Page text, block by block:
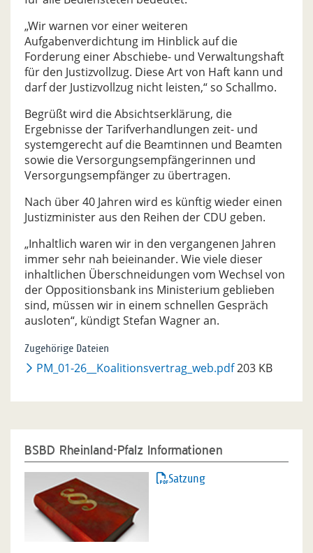
„Wir warnen vor einer weiteren
Aufgabenverdichtung im Hinblick auf die
Forderung einer Abschiebe- und Verwaltungshaft
für den Justizvollzug. Diese Art von Haft kann und
darf der Justizvollzug nicht leisten,“ so Schallmo.
Begrüßt wird die Absichtserklärung, die
Ergebnisse der Tarifverhandlungen zeit- und
systemgerecht auf die Beamtinnen und Beamten
sowie die Versorgungsempfängerinnen und
Versorgungsempfänger zu übertragen.
Nach über 40 Jahren wird es künftig wieder einen
Justizminister aus den Reihen der CDU geben.
„Inhaltlich waren wir in den vergangenen Jahren
immer sehr nah beieinander. Wie viele dieser
inhaltlichen Überschneidungen vom Wechsel von
der Oppositionsbank ins Ministerium geblieben
sind, müssen wir in einem schnellen Gespräch
ausloten“, kündigt Stefan Wagner an.
Zugehörige Dateien
PM_01-26__Koalitionsvertrag_web.pdf203 KB
BSBD Rheinland-Pfalz Informationen
Satzung